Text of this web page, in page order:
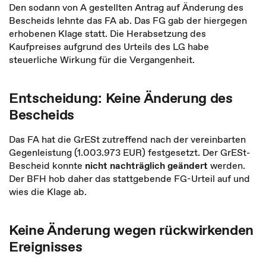
Den sodann von A gestellten Antrag auf Änderung des
Bescheids lehnte das FA ab. Das FG gab der hiergegen
erhobenen Klage statt. Die Herabsetzung des
Kaufpreises aufgrund des Urteils des LG habe
steuerliche Wirkung für die Vergangenheit.
Entscheidung: Keine Änderung des
Bescheids
Das FA hat die GrESt zutreffend nach der vereinbarten
Gegenleistung (1.003.973 EUR) festgesetzt. Der GrESt-
Bescheid konnte nicht nachträglich geändert werden.
Der BFH hob daher das stattgebende FG-Urteil auf und
wies die Klage ab.
Keine Änderung wegen rückwirkenden
Ereignisses